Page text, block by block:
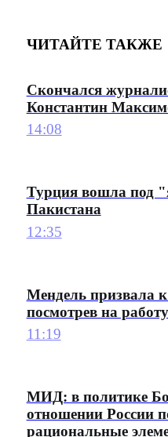
ЧИТАЙТЕ ТАКЖЕ
Скончался
Константин
14:08
Турция вошла под
Пакистана
12:35
Мендель призвала
посмотрев на
11:19
МИД: в политике
отношении России
рациональные